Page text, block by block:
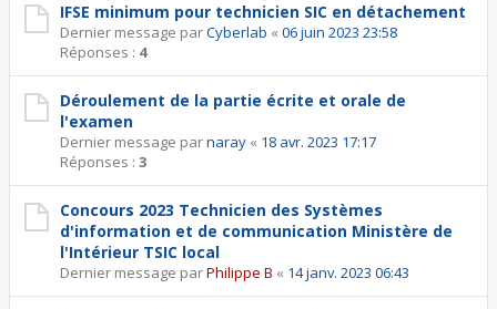
IFSE minimum pour technicien SIC en détachement
Dernier message parCyberlab « 06 juin 2023 23:58
Réponses : 4
Déroulement de la partie écrite et orale de
l'examen
Dernier message parnaray « 18 avr. 2023 17:17
Réponses : 3
Concours 2023 Technicien des Systèmes
d'information et de communication Ministère de
l'Intérieur TSIC local
Dernier message parPhilippe B « 14 janv. 2023 06:43